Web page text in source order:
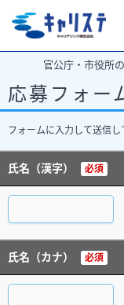
官公庁・市役所
応募フォー
フォームに入力して送信し
氏名（漢字） 必須
氏名（カナ） 必須